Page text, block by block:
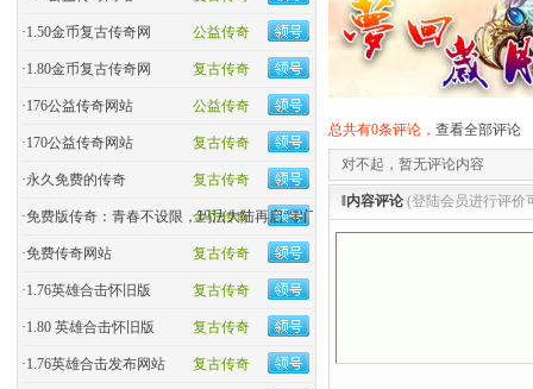
公益传奇
·1.50金币复古传奇网
复古传奇
·1.80金币复古传奇网
公益传奇
·176公益传奇网站
复古传奇
·170公益传奇网站
复古传奇
·永久免费的传奇
金币传奇
·免费版传奇：青春不设限，玛法大陆再启“零门槛”热血
复古传奇
·免费传奇网站
复古传奇
·1.76英雄合击怀旧版
复古传奇
·1.80 英雄合击怀旧版
复古传奇
·1.76英雄合击发布网站
总共有0条评论， 查看全部评论
对不起，暂无评论内容
‖内容评论 (登陆会员进行评价